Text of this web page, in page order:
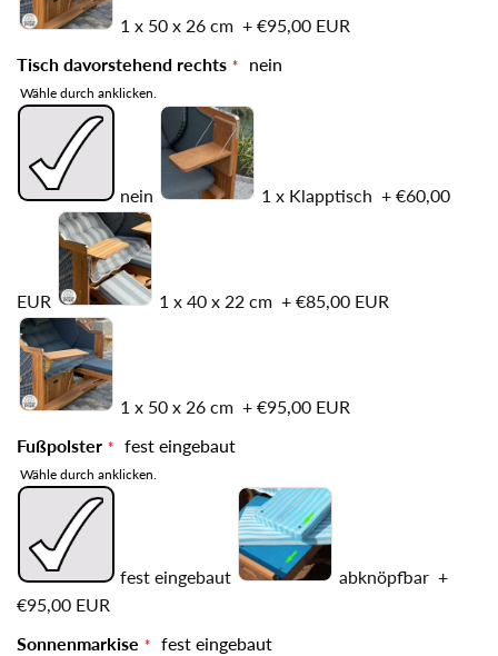
1 x 50 x 26 cm + €95,00 EUR
Tisch davorstehend rechts
nein
Wähle durch anklicken.
nein 1 x Klapptisch + €60,00
EUR 1 x 40 x 22 cm + €85,00 EUR
1 x 50 x 26 cm + €95,00 EUR
Fußpolster
fest eingebaut
Wähle durch anklicken.
fest eingebaut abknöpfbar +
€95,00 EUR
Sonnenmarkise
fest eingebaut